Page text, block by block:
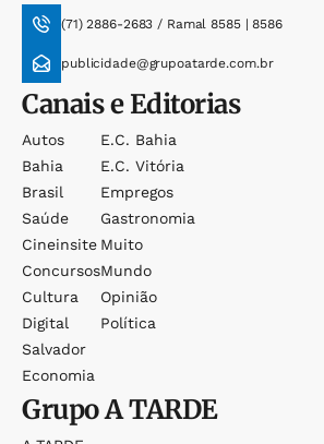
(71) 2886-2683 / Ramal 8585 | 8586
publicidade@grupoatarde.com.br
Canais e Editorias
Autos
Bahia
Brasil
Saúde
Cineinsite
Concursos
Cultura
Digital
Salvador
Economia
E.c. Bahia
E.c. Vitória
Empregos
Gastronomia
Muito
Mundo
Opinião
Política
GrupoA TARDE